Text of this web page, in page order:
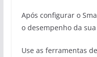
Após configurar o
o desempenho da
Use as ferramentas